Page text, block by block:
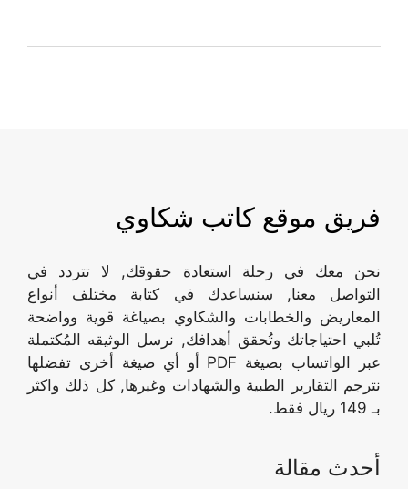
فريق موقع كاتب شكاوي
نحن معك في رحلة استعادة حقوقك, لا تتردد في
التواصل معنا, سنساعدك في كتابة مختلف أنواع
المعاريض والخطابات والشكاوي بصياغة قوية وواضحة
تُلبي احتياجاتك وتُحقق أهدافك, نرسل الوثيقه المُكتملة
عبر الواتساب بصيغة PDF أو أي صيغة أخرى تفضلها
نترجم التقارير الطبية والشهادات وغيرها, كل ذلك واكثر
بـ 149 ريال فقط.
أحدث مقالة